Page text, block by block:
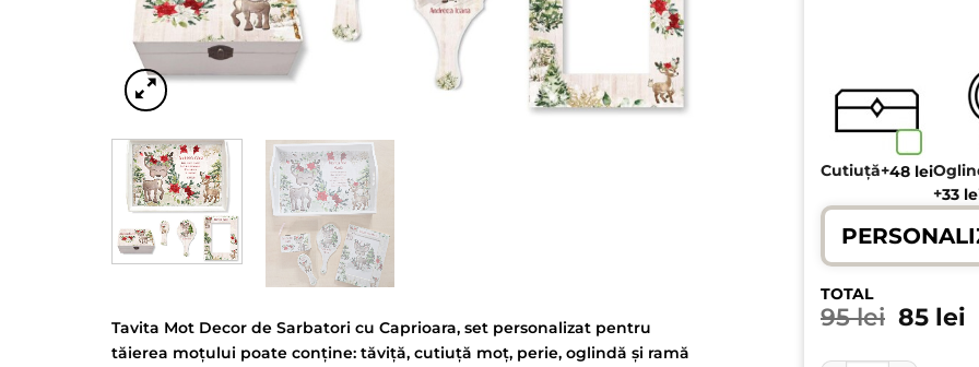
Tavita Mot Decor de Sarbatori cu Caprioara, set personalizat pentru
tăierea moțului poate conține: tăviță, cutiuță moț, perie, oglindă și ramă
Cutiuță+48 lei
+33
TOTAL
95lei Prețul
85 lei